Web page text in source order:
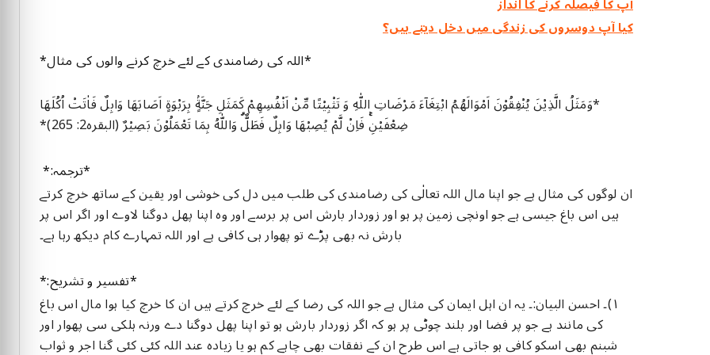
کیا آپ دوسروں کی زندگی میں دخل دیتے ہیں؟
*اللہ کی رضامندی کے لئے خرچ کرنے والوں کی مثال*
*وَمَثَلُ الَّذِيْنَ يُنْفِقُوْنَ اَمْوَالَهُمُ ابْتِغَاۤءَ مَرْضَاتِ اللّٰهِ وَ تَثْبِيْتًا مِّنْ اَنْفُسِهِمْ كَمَثَلِ جَنَّةٍۢ بِرَبْوَةٍ اَصَابَهَا وَابِلٌ فَاٰتَتْ اُكُلَهَا
ضِعْفَيْنِۚ فَاِنْ لَّمْ يُصِبْهَا وَابِلٌ فَطَلٌّۗ وَاللّٰهُ بِمَا تَعْمَلُوْنَ بَصِيْرٌ (البقرہ2: 265)*
*ترجمہ:*
ان لوگوں کی مثال ہے جو اپنا مال اللہ تعالٰی کی رضامندی کی طلب میں دل کی خوشی اور یقین کے ساتھ خرچ کرتے
ہیں اس باغ جیسی ہے جو اونچی زمین پر ہو اور زوردار بارش اس پر برسے اور وہ اپنا پھل دوگنا لاوے اور اگر اس پر
بارش نہ بھی پڑے تو پھوار ہی کافی ہے اور اللہ تمہارے کام دیکھ رہا ہے۔
*تفسیر و تشریح:*
۱)۔ احسن البیان:۔ یہ ان اہل ایمان کی مثال ہے جو اللہ کی رضا کے لئے خرچ کرتے ہیں ان کا خرچ کیا ہوا مال اس باغ
کی مانند ہے جو پر فضا اور بلند چوٹی پر ہو کہ اگر زوردار بارش ہو تو اپنا پھل دوگنا دے ورنہ ہلکی سی پھوار اور
شبنم بھی اسکو کافی ہو جاتی ہے اس طرح ان کے نفقات بھی چاہے کم ہو یا زیادہ عند اللہ کئی کئی گنا اجر و ثواب